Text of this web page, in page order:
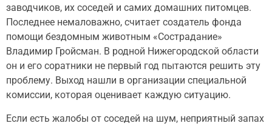
заводчиков, их соседей и самих домашних питомцев.
Последнее немаловажно, считает создатель фонда
помощи бездомным животным «Сострадание»
Владимир Гройсман. В родной Нижегородской области
он и его соратники не первый год пытаются решить эту
проблему. Выход нашли в организации специальной
комиссии, которая оценивает каждую ситуацию.
Если есть жалобы от соседей на шум, неприятный запах